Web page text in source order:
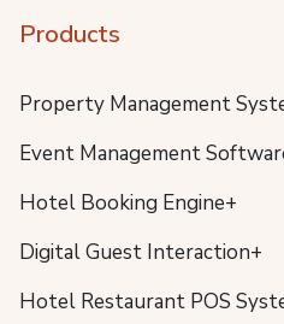
Products
Property Management
Event Management
Hotel Booking Engine+
Digital Guest Interaction+
Hotel Restaurant POS